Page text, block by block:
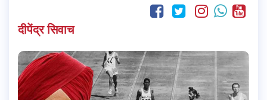
दीपेंद्र सिवाच